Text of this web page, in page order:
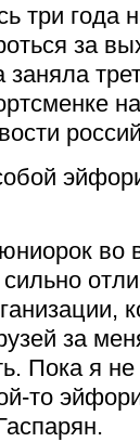
три года
за
во
за
Пока я не
то